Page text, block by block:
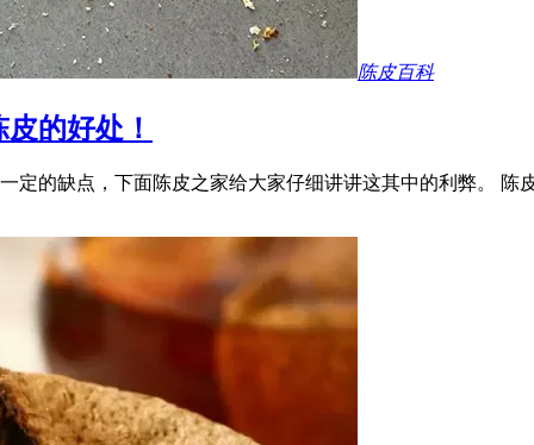
陈皮百科
的好处！
定的缺点，下面陈皮之家给大家仔细讲讲这其中的利弊。 陈